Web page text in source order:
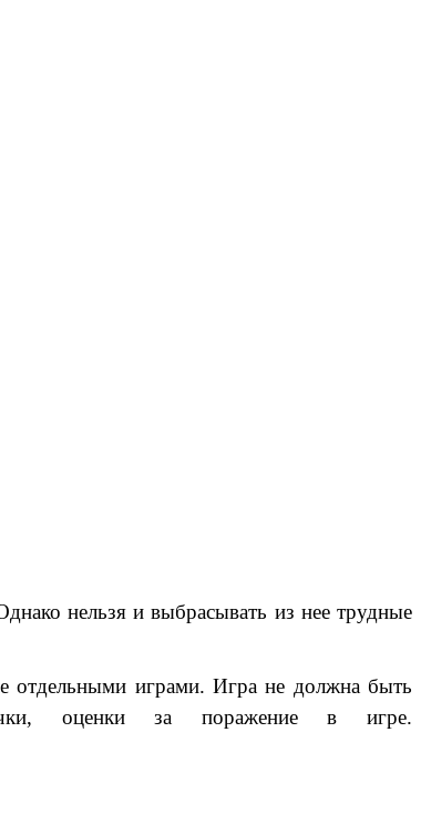
нельзя и выбрасывать из нее трудные
отдельными играми. Игра не должна быть
оценки за поражение в игре.